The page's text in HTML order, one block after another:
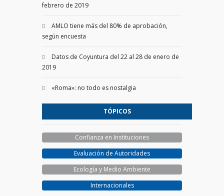
febrero de 2019
AMLO tiene más del 80% de aprobación,
según encuesta
Datos de Coyuntura del 22 al 28 de enero de
2019
«Roma»: no todo es nostalgia
TÓPICOS
Confianza en Instituciones
Evaluación de Autoridades
Ecología y Medio Ambiente
Internacionales